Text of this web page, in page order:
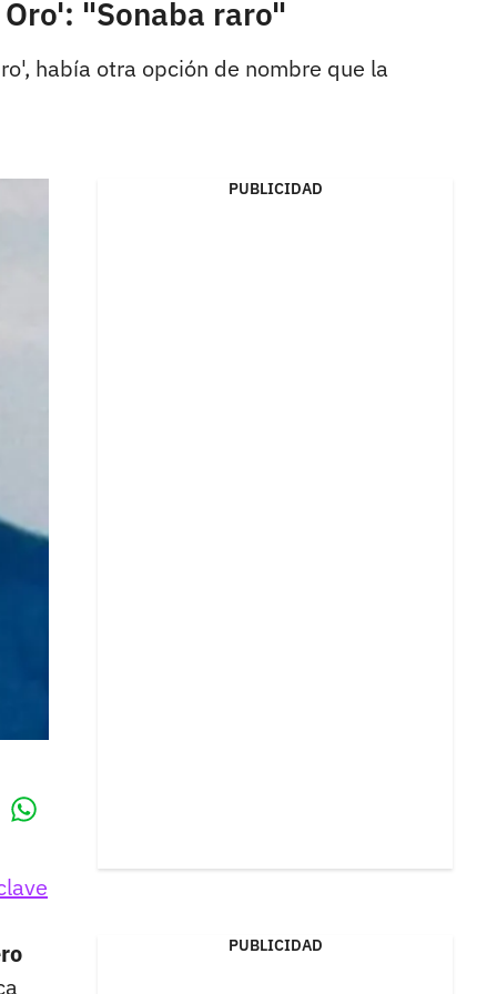
"Sonaba raro"
había otra opción de nombre que la
PUBLICIDAD
PUBLICIDAD